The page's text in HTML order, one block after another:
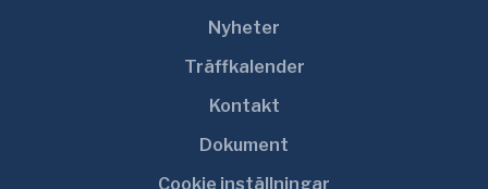
Nyheter
Träffkalender
Kontakt
Dokument
Cookie inställningar